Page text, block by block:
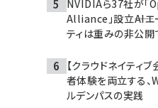
NVIDIAら37社が「
Alliance」設立――AI
ティは重みの非公
【クラウドネイティ
者体験を両立する
ルデンパスの実践